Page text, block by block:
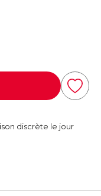
discrète le jour